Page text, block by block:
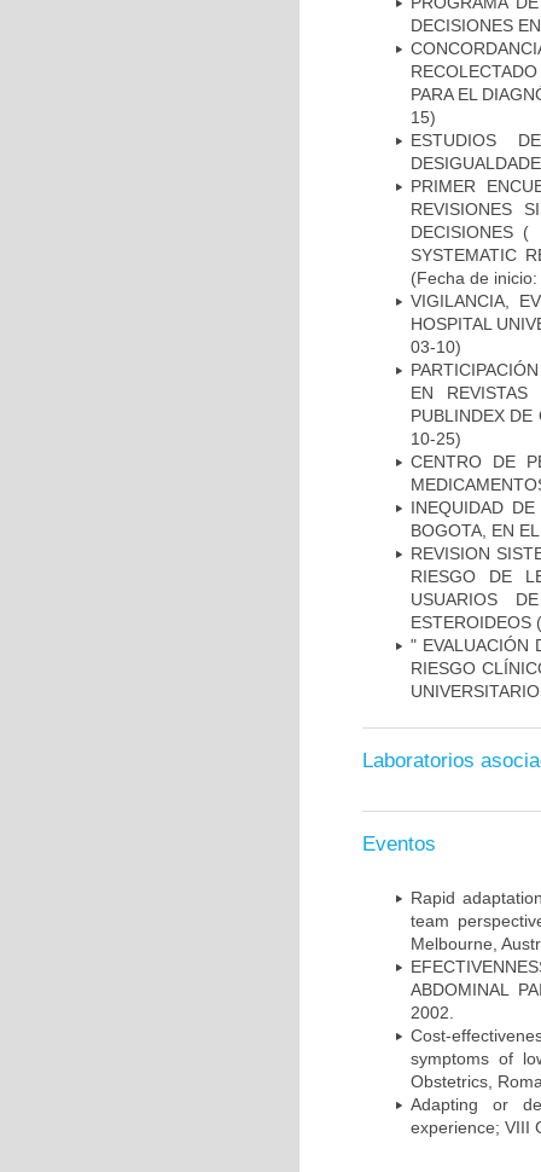
DECISIONES
PARA EL
15)
ESTUDIOS
PRIMER
REVISIONES
DECISIONES (
SYSTEMATIC
(Fecha de
VIGILANCIA,
HOSPITAL
03-10)
EN REVISTAS
PUBLINDEX
10-25)
CENTRO DE
INEQUIDAD
BOGOTA, EN
REVISION
RIESGO DE
USUARIOS
ESTEROIDEOS
" EVALUACIÓN
RIESGO
Laboratorios
Eventos
Rapid
team
Melbourne,
ABDOMINAL
2002.
Cost-
symptoms of
Obstetrics,
Adapting or
experience; VIII